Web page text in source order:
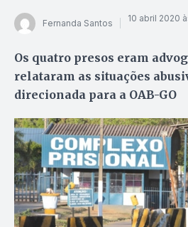
Fernanda Santos 10 abril 2020
Os quatro presos eram
relataram as situações
direcionada para a OAB-GO